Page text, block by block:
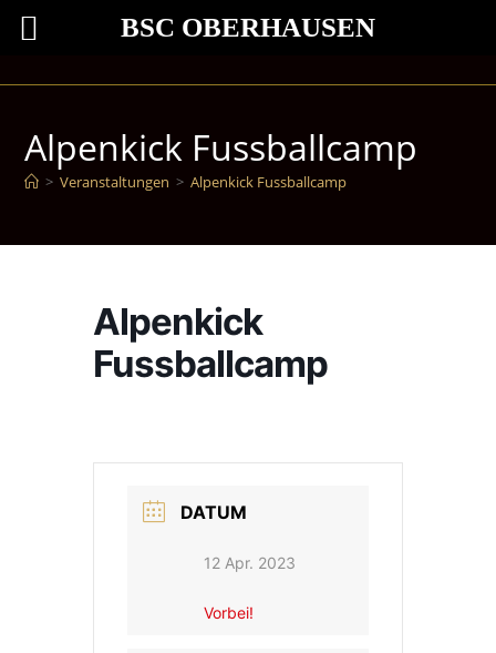
Alpenkick Fussballcamp
> Veranstaltungen > Alpenkick Fussballcamp
Alpenkick
Fussballcamp
DATUM
12 Apr. 2023
Vorbei!
BSC OBERHAUSEN